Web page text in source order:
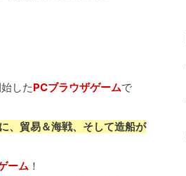
したPCブラウザゲームで
、貿易＆海戦、そして造船が
ーム ！